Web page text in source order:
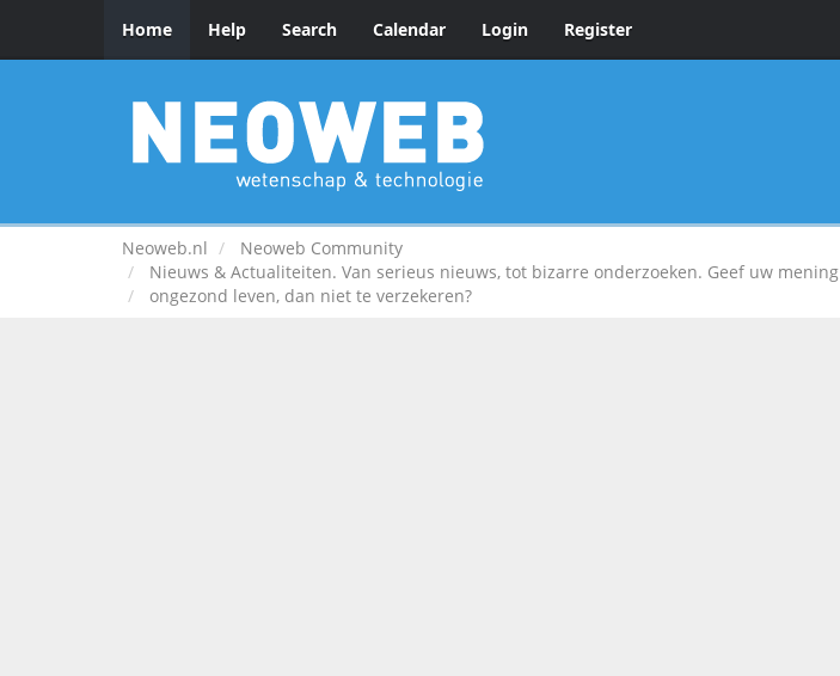
Home Help Search Calendar Login Register
Neoweb.nl
Neoweb Community
Nieuws & Actualiteiten. Van serieus nieuws, tot bizarre onderzoeken. Geef uw mening
ongezond leven, dan niet te verzekeren?